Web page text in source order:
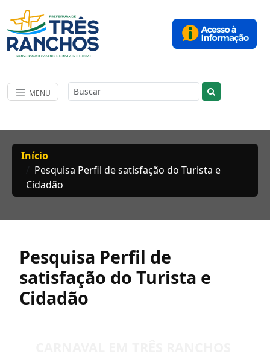
MENU
Início
Pesquisa Perfil de satisfação do Turista e
Cidadão
Pesquisa Perfil de
satisfação do Turista e
Cidadão